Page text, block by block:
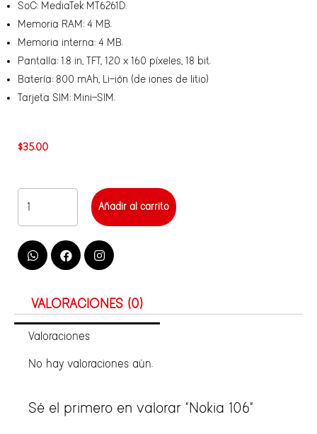
SoC: MediaTek MT6261D.
Memoria RAM: 4 MB.
Memoria interna: 4 MB.
Pantalla: 1.8 in, TFT, 120 x 160 píxeles, 18 bit.
Batería: 800 mAh, Li-ión (de iones de litio)
Tarjeta SIM: Mini-SIM.
$35.00
Añadir al carrito
VALORACIONES (0)
Valoraciones
No hay valoraciones aún.
Sé el primero en valorar “Nokia 106”